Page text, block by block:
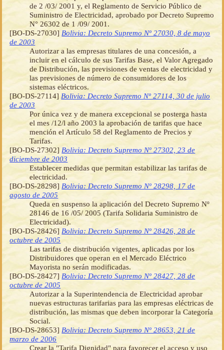
de 2 /03/ 2001 y, el Reglamento de Servicio Público de
Suministro de Electricidad, aprobado por Decreto Supremo
N° 26302 de 1 /09/ 2001.
[BO-DS-27030] Bolivia: Decreto Supremo Nº 27030, 8 de mayo
de 2003
Autorizar a las empresas titulares de una concesión, a
incluir en el cálculo de sus Tarifas Base, el Valor Agregado
de Distribución, las previsiones de ventas de electricidad y
las previsiones de número de consumidores de los
sistemas eléctricos.
[BO-DS-27114] Bolivia: Decreto Supremo Nº 27114, 30 de julio
de 2003
Por única vez y de manera excepcional se posterga hasta
el mes /12/l año 2003 la aprobación de tarifas que hace
mención el Artículo 58 del Reglamento de Precios y
Tarifas.
[BO-DS-27302] Bolivia: Decreto Supremo Nº 27302, 23 de
diciembre de 2003
Establecer medidas que permitan estabilizar las tarifas de
electricidad.
[BO-DS-28298] Bolivia: Decreto Supremo Nº 28298, 17 de
agosto de 2005
Queda en suspenso la aplicación del Decreto Supremo Nº
28146 de 16 /05/ 2005 (Tarifa Solidaria Suministro de
Electricidad).
[BO-DS-28426] Bolivia: Decreto Supremo Nº 28426, 28 de
octubre de 2005
Las tarifas de distribución vigentes, aplicadas por los
Distribuidores que operan en el Mercado Eléctrico
Mayorista no serán modificadas.
[BO-DS-28427] Bolivia: Decreto Supremo Nº 28427, 28 de
octubre de 2005
Autorizar a la Superintendencia de Electricidad aprobar
nuevas estructuras tarifarias para las empresas eléctricas de
distribución, las mismas que deben incorporar la Categoría
Social.
[BO-DS-28653] Bolivia: Decreto Supremo Nº 28653, 21 de
marzo de 2006
Crear la "Tarifa Dignidad" para favorecer el acceso y uso